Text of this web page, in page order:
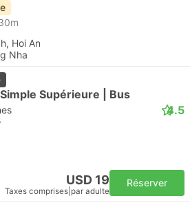
Hoi An
Nha
Supérieure | Bus
4.5
USD 19
Taxes comprises par adulte
Réserver